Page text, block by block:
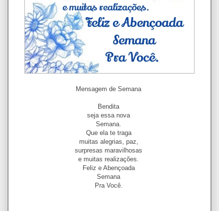
Mensagem de Semana
Bendita
seja essa nova
Semana.
Que ela te traga
muitas alegrias, paz,
surpresas maravilhosas
e muitas realizações.
Feliz e Abençoada
Semana
Pra Você.